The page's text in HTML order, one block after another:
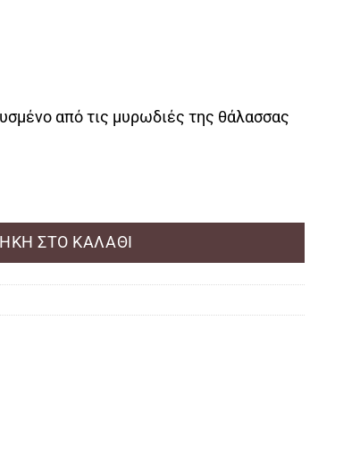
από τις μυρωδιές της θάλασσας
50ml ποσότητα
ΣΤΟ ΚΑΛΆΘΙ